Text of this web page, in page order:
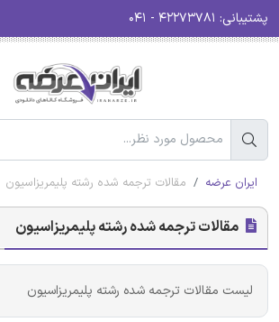
پشتیبانی:
ایران عرضه مقالات ترجمه شده رشته پلیمریزاسیون
مقالات ترجمه شده رشته پلیمریزاسیون
لیست مقالات ترجمه شده رشته پلیمریزاسیون